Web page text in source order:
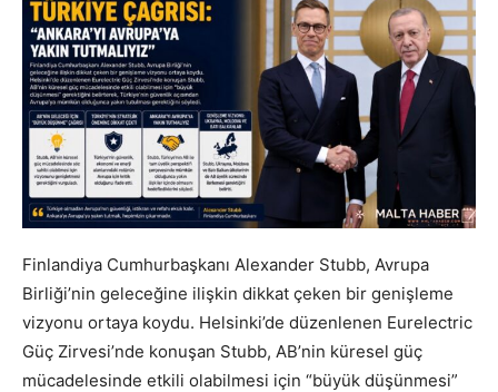
Finlandiya Cumhurbaşkanı Alexander Stubb, Avrupa
Birliği’nin geleceğine ilişkin dikkat çeken bir genişleme
vizyonu ortaya koydu. Helsinki’de düzenlenen Eurelectric
Güç Zirvesi’nde konuşan Stubb, AB’nin küresel güç
mücadelesinde etkili olabilmesi için “büyük düşünmesi”